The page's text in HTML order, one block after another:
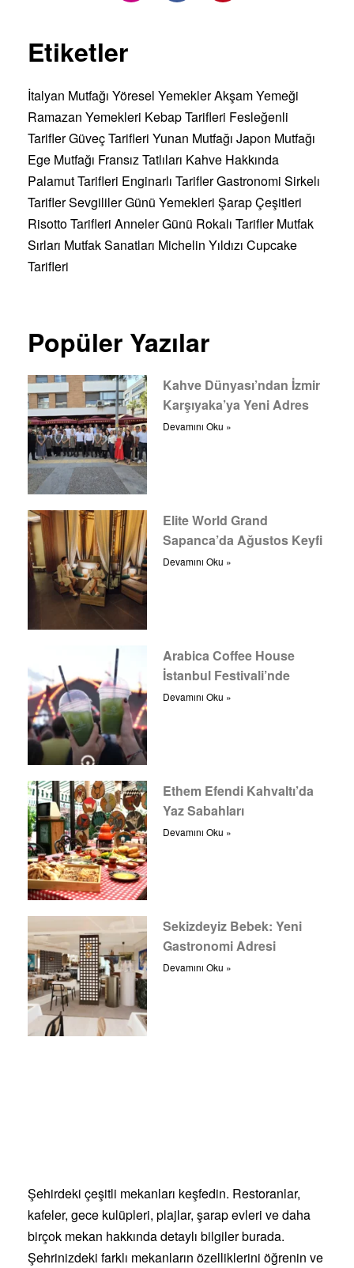
Etiketler
İtalyan Mutfağı Yöresel YemeklerAkşam Yemeği
Ramazan Yemekleri Kebap Tarifleri Fesleğenli
TariflerGüveç Tarifleri Yunan Mutfağı Japon Mutfağı
Ege Mutfağı Fransız Tatlıları Kahve Hakkında
Palamut Tarifleri Enginarlı TariflerGastronomi Sirkelı
TariflerSevgililer Günü Yemekleri Şarap Çeşitleri
Risotto Tarifleri Anneler Günü Rokalı Tarifler Mutfak
Sırları Mutfak Sanatları Michelin Yıldızı Cupcake
Tarifleri
Popüler Yazılar
Kahve Dünyası’ndan İzmir
Karşıyaka’ya Yeni Adres
Devamını Oku »
Elite World Grand
Sapanca’da Ağustos Keyfi
Devamını Oku »
Arabica Coffee House
İstanbul Festivali’nde
Devamını Oku »
Ethem Efendi Kahvaltı’da
Yaz Sabahları
Devamını Oku »
Sekizdeyiz Bebek: Yeni
Gastronomi Adresi
Devamını Oku »
Şehirdeki çeşitli mekanları keşfedin. Restoranlar,
kafeler, gece kulüpleri, plajlar, şarap evleri ve daha
birçok mekan hakkında detaylı bilgiler burada.
Şehrinizdeki farklı mekanların özelliklerini öğrenin ve